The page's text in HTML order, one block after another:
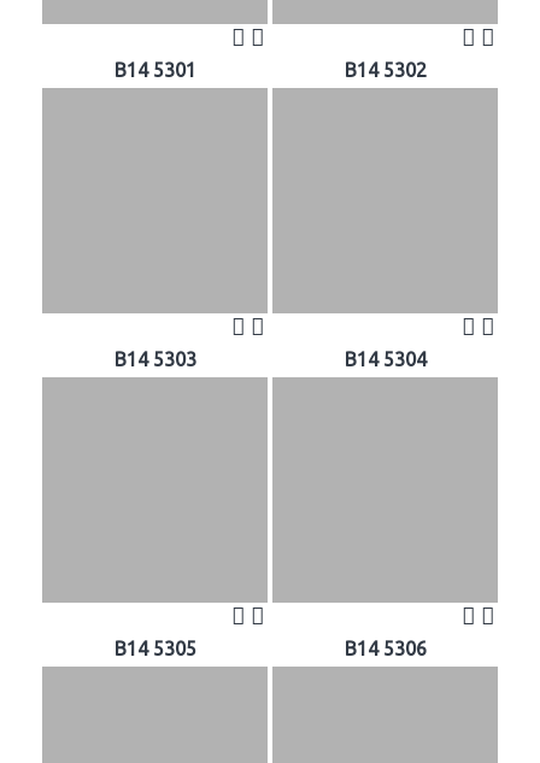
B14 5301 B14 5302
B14 5303 B14 5304
B14 5305 B14 5306